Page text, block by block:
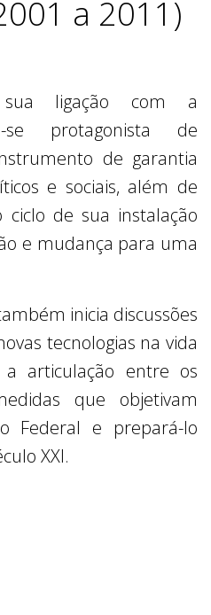
a 2011)
ligação com a
se protagonista de
de garantia
e sociais, além de
de sua instalação
e mudança para uma
inicia discussões
tecnologias na vida
a articulação entre os
que objetivam
Federal e prepará-lo
XXI.